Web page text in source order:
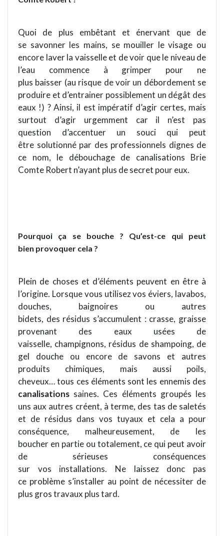
Quoi de plus embêtant et énervant que de
se savonner les mains, se mouiller le visage ou
encore laver la vaisselle et de voir que le niveau de
l’eau commence à grimper pour ne
plus baisser (au risque de voir un débordement se
produire et d’entrainer possiblement un dégât des
eaux !) ? Ainsi, il est impératif d’agir certes, mais
surtout d’agir urgemment car il n’est pas
question d’accentuer un souci qui peut
être solutionné par des professionnels dignes de
ce nom, le débouchage de canalisations Brie
Comte Robert n’ayant plus de secret pour eux.
Pourquoi ça se bouche ? Qu’est-ce qui peut
bien provoquer cela ?
Plein de choses et d’éléments peuvent en être à
l’origine. Lorsque vous utilisez vos éviers, lavabos,
douches, baignoires ou autres
bidets, des résidus s’accumulent : crasse, graisse
provenant des eaux usées de
vaisselle, champignons, résidus de shampoing, de
gel douche ou encore de savons et autres
produits chimiques, mais aussi poils,
cheveux… tous ces éléments sont les ennemis des
canalisations saines. Ces éléments groupés les
uns aux autres créent, à terme, des tas de saletés
et de résidus dans vos tuyaux et cela a pour
conséquence, malheureusement, de les
boucher en partie ou totalement, ce qui peut avoir
de sérieuses conséquences
sur vos installations. Ne laissez donc pas
ce problème s’installer au point de nécessiter de
plus gros travaux plus tard.